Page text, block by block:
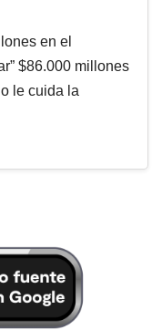
en el
$86.000 millones
le cuida la